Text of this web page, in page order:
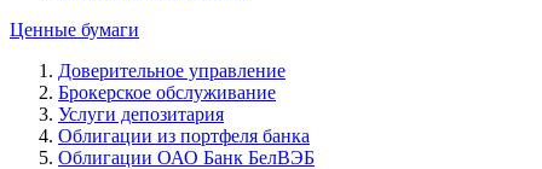
Ценные бумаги
Доверительное управление
Брокерское обслуживание
Услуги депозитария
Облигации из портфеля банка
Облигации ОАО Банк БелВЭБ